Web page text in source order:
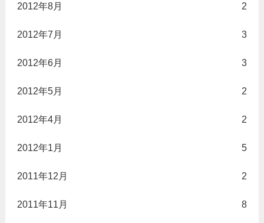
2012年8月 2
2012年7月 3
2012年6月 3
2012年5月 2
2012年4月 2
2012年1月 5
2011年12月 2
2011年11月 8